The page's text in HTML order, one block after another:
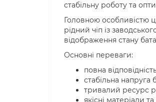
стабільну роботу та
Головною особливістю
рідний чіп із
відображення стану
Основні переваги:
повна
стабільна напруга
тривалий ресурс
якісні матеріали